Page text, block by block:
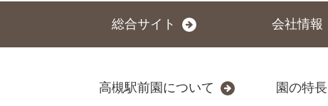
総合サイト 会社情報
高槻駅前園について 園の特長